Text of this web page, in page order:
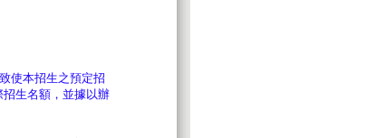
使本招生之預定招
生名額，並據以辦